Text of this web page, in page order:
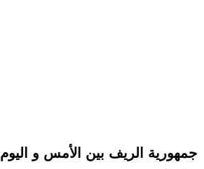
جمهورية الريف بين الأمس و اليوم